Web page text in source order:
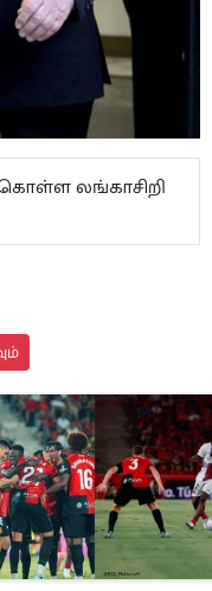
லங்காசிறி